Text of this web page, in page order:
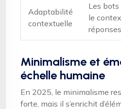
Adaptabilité
contextuelle
Les
le
réponses.
Minimalisme et
échelle humaine
En 2025, le minimalisme
forte, mais il s’enrichit